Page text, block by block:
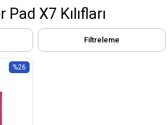
Pad X7 Kılıfları
Filtreleme
%26